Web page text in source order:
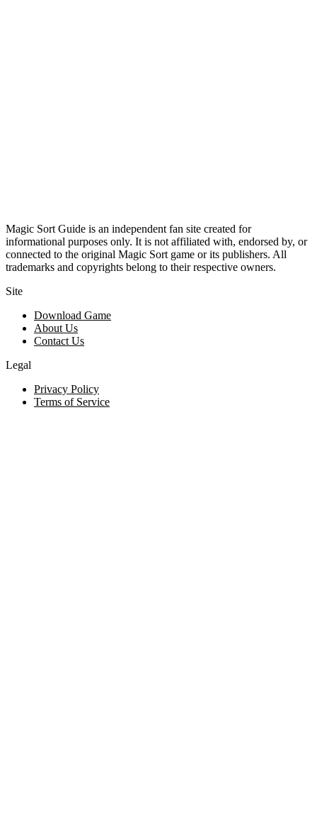
Magic Sort Guide is an independent fan site created for
informational purposes only. It is not affiliated with, endorsed by, or
connected to the original Magic Sort game or its publishers. All
trademarks and copyrights belong to their respective owners.
Site
Download Game
About Us
Contact Us
Legal
Privacy Policy
Terms of Service